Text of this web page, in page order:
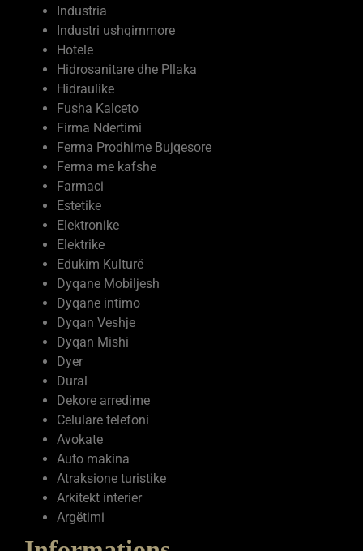
Industri ushqimmore
Hotele
Hidrosanitare dhe Pllaka
Hidraulike
Fusha Kalceto
Firma Ndertimi
Ferma Prodhime Bujqesore
Ferma me kafshe
Farmaci
Estetike
Elektronike
Elektrike
Edukim Kulturë
Dyqane Mobiljesh
Dyqane intimo
Dyqan Veshje
Dyqan Mishi
Dyer
Dural
Dekore arredime
Celulare telefoni
Avokate
Auto makina
Atraksione turistike
Arkitekt interier
Argëtimi
Informations